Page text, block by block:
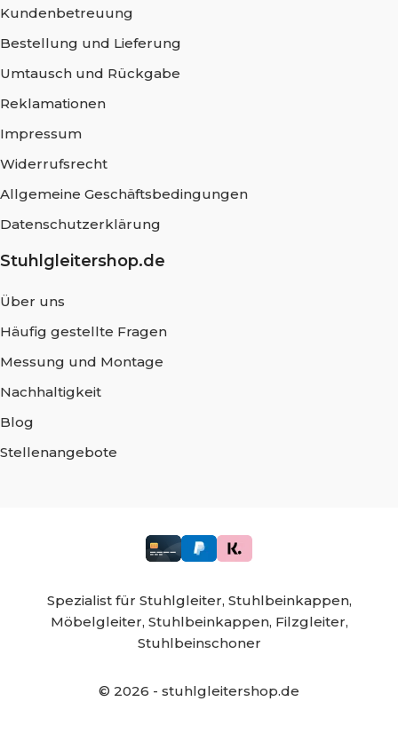
Kundenbetreuung
Bestellung und Lieferung
Umtausch und Rückgabe
Reklamationen
Impressum
Widerrufsrecht
Allgemeine Geschäftsbedingungen
Datenschutzerklärung
Stuhlgleitershop.de
Über uns
Häufig gestellte Fragen
Messung und Montage
Nachhaltigkeit
Blog
Stellenangebote
Spezialist für Stuhlgleiter, Stuhlbeinkappen,
Möbelgleiter, Stuhlbeinkappen, Filzgleiter,
Stuhlbeinschoner
© 2026 - stuhlgleitershop.de